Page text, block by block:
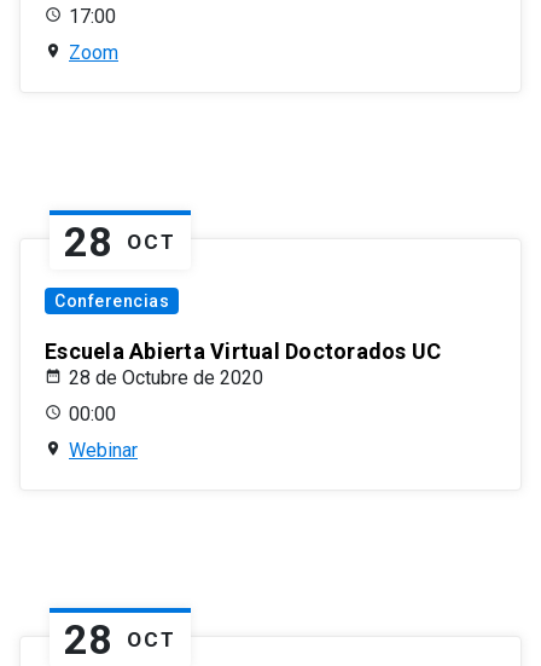
17:00
Zoom
28 OCT
Conferencias
Escuela Abierta Virtual Doctorados UC
28 de Octubre de 2020
00:00
Webinar
28 OCT